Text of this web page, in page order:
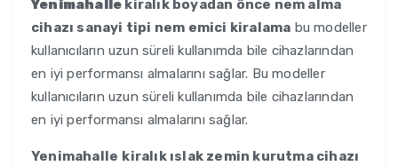
Yenimahalle kiralık boyadan önce nem alma
cihazı sanayi tipi nem emici kiralama bu modeller
kullanıcıların uzun süreli kullanımda bile cihazlarından
en iyi performansı almalarını sağlar. Bu modeller
kullanıcıların uzun süreli kullanımda bile cihazlarından
en iyi performansı almalarını sağlar.
Yenimahalle kiralık ıslak zemin kurutma cihazı